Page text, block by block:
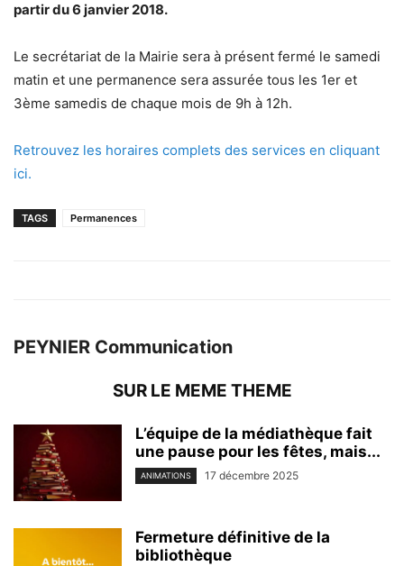
partir du 6 janvier 2018.
Le secrétariat de la Mairie sera à présent fermé le samedi
matin et une permanence sera assurée tous les 1er et
3ème samedis de chaque mois de 9h à 12h.
Retrouvez les horaires complets des services en cliquant
ici.
TAGS Permanences
PEYNIER Communication
SUR LE MEME THEME
L’équipe de la médiathèque fait
une pause pour les fêtes, mais...
ANIMATIONS 17 décembre 2025
Fermeture définitive de la
bibliothèque